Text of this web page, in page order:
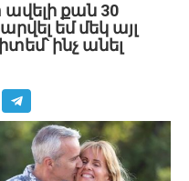
քան 30
եմ մեկ այլ
​​ինչ անել